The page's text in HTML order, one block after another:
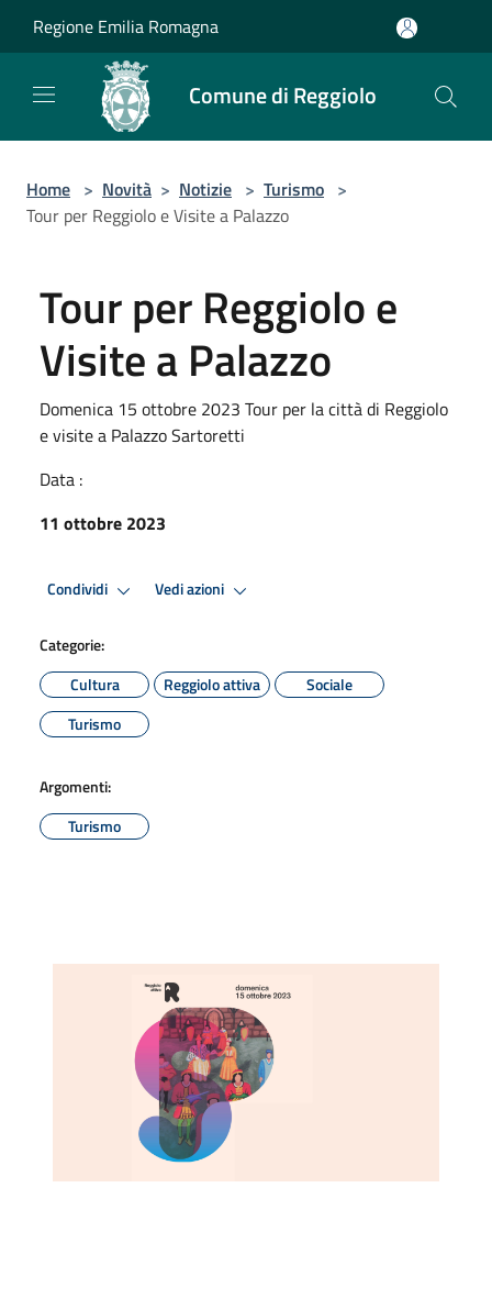
Regione Emilia Romagna
Comune di Reggiolo
Home > Novità > Notizie > Turismo >
Tour per Reggiolo e Visite a Palazzo
Tour per Reggiolo e
Visite a Palazzo
Domenica 15 ottobre 2023 Tour per la città di Reggiolo
e visite a Palazzo Sartoretti
Data :
11 ottobre 2023
Condividi Vedi azioni
Categorie:
Cultura
Reggiolo attiva
Sociale
Turismo
Argomenti:
Turismo